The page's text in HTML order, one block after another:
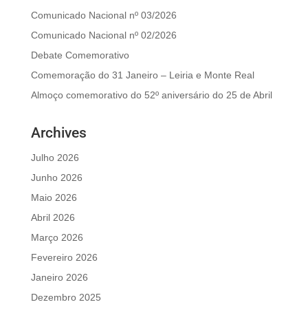
Comunicado Nacional nº 03/2026
Comunicado Nacional nº 02/2026
Debate Comemorativo
Comemoração do 31 Janeiro – Leiria e Monte Real
Almoço comemorativo do 52º aniversário do 25 de Abril
Archives
Julho 2026
Junho 2026
Maio 2026
Abril 2026
Março 2026
Fevereiro 2026
Janeiro 2026
Dezembro 2025